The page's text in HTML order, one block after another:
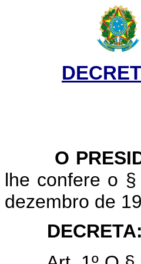
O
lhe confere o
dezembro de
DECRETA: